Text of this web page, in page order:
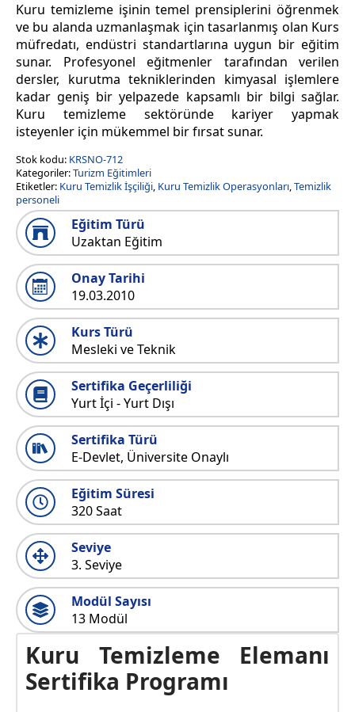
Kuru temizleme işinin temel prensiplerini öğrenmek
ve bu alanda uzmanlaşmak için tasarlanmış olan Kurs
müfredatı, endüstri standartlarına uygun bir eğitim
sunar. Profesyonel eğitmenler tarafından verilen
dersler, kurutma tekniklerinden kimyasal işlemlere
kadar geniş bir yelpazede kapsamlı bir bilgi sağlar.
Kuru temizleme sektöründe kariyer yapmak
isteyenler için mükemmel bir fırsat sunar.
Stok kodu: KRSNO-712
Kategoriler:Turizm Eğitimleri
Etiketler: Kuru Temizlik İşçiliği, Kuru Temizlik Operasyonları,Temizlik
personeli
Eğitim Türü
Uzaktan Eğitim
Onay Tarihi
19.03.2010
Kurs Türü
Mesleki ve Teknik
Sertifika Geçerliliği
Yurt İçi - Yurt Dışı
Sertifika Türü
E-Devlet, Üniversite Onaylı
Eğitim Süresi
320 Saat
Seviye
3. Seviye
Modül Sayısı
13 Modül
Kuru Temizleme Elemanı
Sertifika Programı